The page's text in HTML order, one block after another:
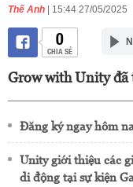
Thế Anh | 15:44 27/05/2025
0
CHIA SẺ
Grow with Unity
Đăng ký ngay hôm
Unity giới thiệu các
di động tại sự kiện